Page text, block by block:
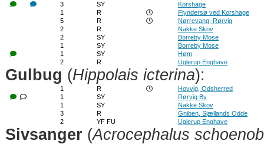
3 SY
Korshage
1
R
Flyndersø ved Korshage
5
R
Nørrevang, Rørvig
2
R
Nakke Skov
2
SY
Borreby Mose
1
SY
Borreby Mose
1
SY
Høm
2
R Uglerup Enghave
Gulbug (Hippolais icterina):
1 R
Hovvig, Odsherred
1
SY
Rørvig By
1
SY
Nakke Skov
3
R
Gniben, Sjællands Odde
2
YF FU Uglerup Enghave
Sivsanger (Acrocephalus